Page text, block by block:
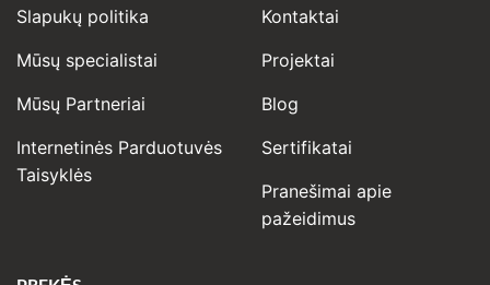
Slapukų politika
Mūsų specialistai
Mūsų Partneriai
Internetinės Parduotuvės
Taisyklės
Kontaktai
Projektai
Blog
Sertifikatai
Pranešimai apie
pažeidimus